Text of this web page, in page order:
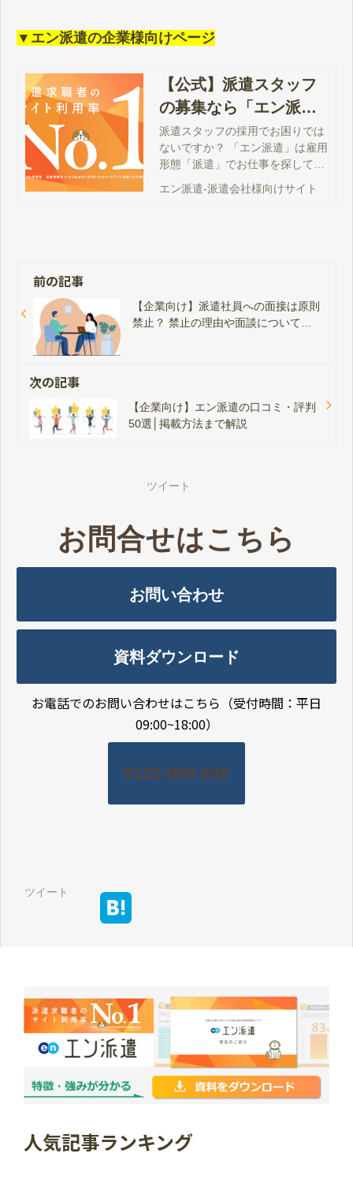
▼エン派遣の企業様向けページ
【公式】派遣スタッフ
の募集なら「エン派
遣」
派遣スタッフの採用でお困りでは
ないですか？ 「エン派遣」は雇用
形態「派遣」でお仕事を探してい
る求職者向けの、求人情報ポータ
ルサイトです。 プランは無く、求
エン派遣-派遣会社様向けサイト
前の記事
【企業向け】派遣社員への面接は原則
禁止？ 禁止の理由や面談について解
次の記事
【企業向け】エン派遣の口コミ・評判
50選│掲載方法まで解説
ツイート
お問合せはこちら
お問い合わせ
資料ダウンロード
お電話でのお問い合わせはこちら （受付時間：平日
09:00~18:00）
0120-998-930
ツイート
人気記事ランキング